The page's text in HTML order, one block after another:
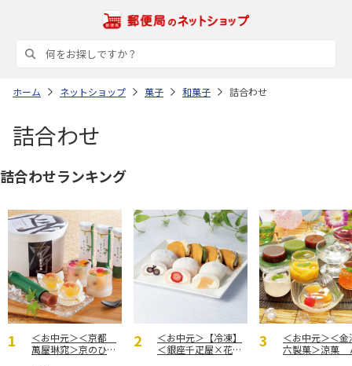
ホーム ネットショップ 菓子 和菓子 詰合わせ
詰合わせ
詰合わせランキング
＜お中元＞＜京都
萬屋琳窕＞京のひん
＜お中元＞【冷凍】
＜銀座千疋屋×花園
＜お中元＞＜金
六製菓＞涼菓